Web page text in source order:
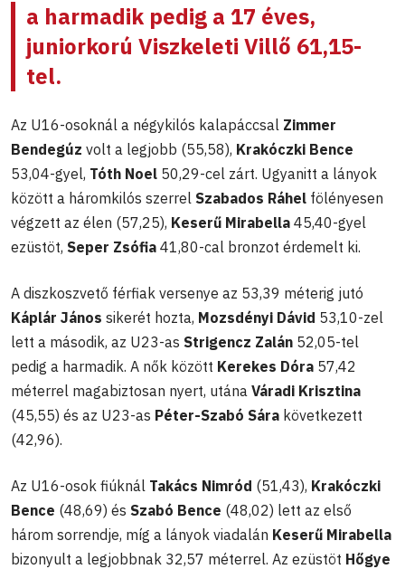
a harmadik pedig a 17 éves,
juniorkorú Viszkeleti Villő 61,15-
tel.
Az U16-osoknál a négykilós kalapáccsal Zimmer
Bendegúz volt a legjobb (55,58), Krakóczki Bence
53,04-gyel, Tóth Noel 50,29-cel zárt. Ugyanitt a lányok
között a háromkilós szerrel Szabados Ráhel fölényesen
végzett az élen (57,25), Keserű Mirabella 45,40-gyel
ezüstöt, Seper Zsófia 41,80-cal bronzot érdemelt ki.
A diszkoszvető férfiak versenye az 53,39 méterig jutó
Káplár János sikerét hozta, Mozsdényi Dávid 53,10-zel
lett a második, az U23-as Strigencz Zalán 52,05-tel
pedig a harmadik. A nők között Kerekes Dóra 57,42
méterrel magabiztosan nyert, utána Váradi Krisztina
(45,55) és az U23-as Péter-Szabó Sára következett
(42,96).
Az U16-osok fiúknál Takács Nimród (51,43), Krakóczki
Bence (48,69) és Szabó Bence (48,02) lett az első
három sorrendje, míg a lányok viadalán Keserű Mirabella
bizonyult a legjobbnak 32,57 méterrel. Az ezüstöt Hőgye